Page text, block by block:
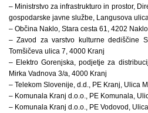
– Ministrstvo za infrastrukturo in prostor,
gospodarske javne službe, Langusova
– Občina Naklo, Stara cesta 61, 4202 Naklo
– Zavod za varstvo kulturne dediščine
Tomšičeva ulica 7, 4000 Kranj
– Elektro Gorenjska, podjetje za
Mirka Vadnova 3/a, 4000 Kranj
– Telekom Slovenije, d.d., PE Kranj, Ulica
– Komunala Kranj d.o.o., PE Komunala,
– Komunala Kranj d.o.o., PE Vodovod,